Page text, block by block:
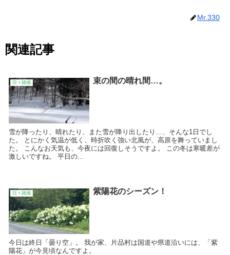
Mr.330
関連記事
日々雑感 束の間の晴れ間…。
雪が降ったり、晴れたり、また雪が降り出したり…、そんな1日でし
た。 とにかく気温が低く、時折吹く強い北風が、高原を舞っていまし
た。 こんなお天気も、今夜には回復しそうですよ。 この冬は寒暖差が
激しいですね。 平日の...
日々雑感 紫陽花のシーズン！
今日は終日「曇り空」。 我が家、片品村は国道や県道沿いには、「紫
陽花」が今見頃なんですよ。